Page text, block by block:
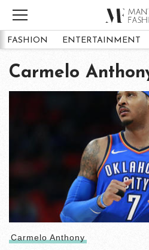
FASHION ENTERTAINMENT
Carmelo
Carmelo Anthony